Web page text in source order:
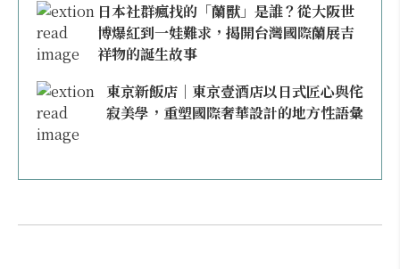
日本社群瘋找的「蘭獸」是誰？從大阪世
博爆紅到一娃難求，揭開台灣國際蘭展吉
祥物的誕生故事
東京新飯店｜東京壹酒店以日式匠心與侘
寂美學，重塑國際奢華設計的地方性語彙